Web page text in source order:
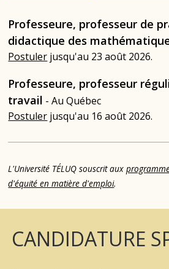
Professeure, professeur de
didactique des
Postuler jusqu'au 23 août 2026.
Professeure, professeur
travail - Au Québec
Postuler jusqu'au 16 août 2026.
L'Université TÉLUQ souscrit aux
d'équité en matière d'emploi.
CANDIDATURE